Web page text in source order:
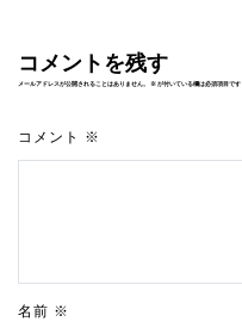
コメントを残す
メールアドレスが公開されることはありません。 ※が付いている欄は必須項目です
コメント ※
名前 ※